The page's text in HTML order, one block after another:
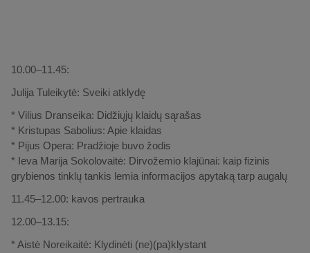
10.00–11.45:
Julija Tuleikytė: Sveiki atklydę
* Vilius Dranseika: Didžiųjų klaidų sąrašas
* Kristupas Sabolius: Apie klaidas
* Pijus Opera: Pradžioje buvo žodis
* Ieva Marija Sokolovaitė: Dirvožemio klajūnai: kaip fizinis
grybienos tinklų tankis lemia informacijos apytaką tarp augalų
11.45–12.00: kavos pertrauka
12.00–13.15:
* Aistė Noreikaitė: Klydinėti (ne)(pa)klystant